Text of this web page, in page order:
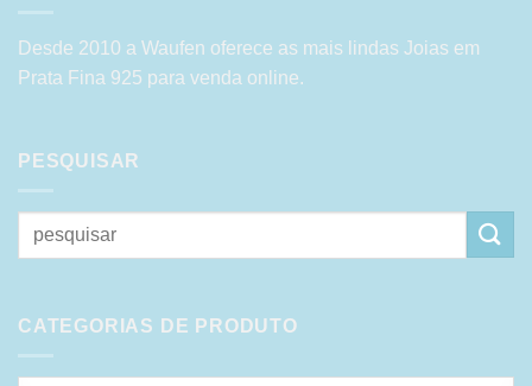
Desde 2010 a Waufen oferece as mais lindas Joias em
Prata Fina 925 para venda online.
PESQUISAR
Pesquisar
por:
CATEGORIAS DE PRODUTO